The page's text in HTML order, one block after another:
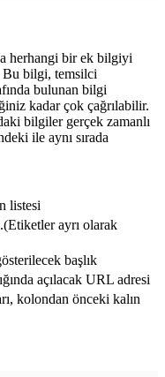
herhangi bir ek bilgiyi
Bu bilgi, temsilci
bulunan bilgi
kadar çok çağrılabilir.
bilgiler gerçek zamanlı
ile aynı sırada
listesi
ayrı olarak
başlık
açılacak URL adresi
kolondan önceki kalın